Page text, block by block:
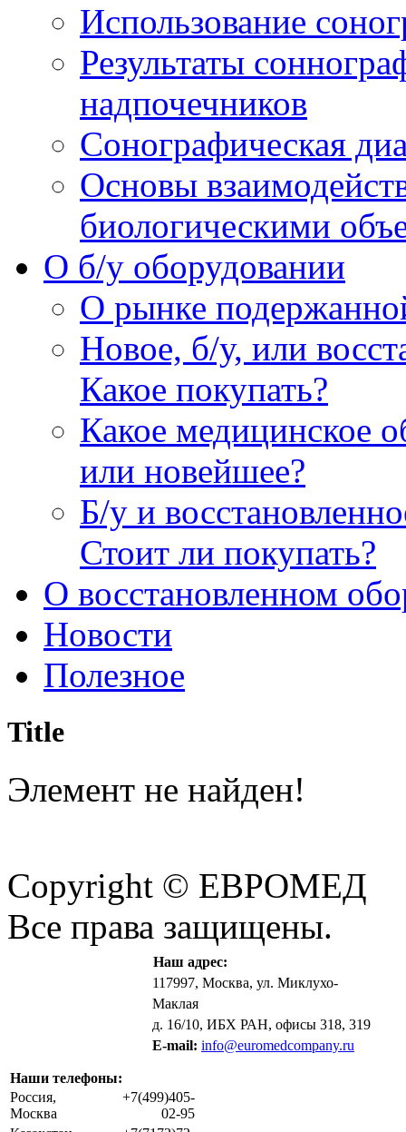
Использование
Результаты
надпочечников
Сонографическая
Основы
биологическими
O б/у оборудовании
О рынке
Новое, б/у, или
Какое покупать?
Какое медицинское
или новейшее?
Б/у и
Стоит ли покупать?
О восстановленном
Новости
Полезное
Title
Элемент не найден!
Copyright © ЕВРОМЕД
Все права защищены.
Наш адрес:
117997, Москва, ул. Миклухо-
Маклая
д. 16/10, ИБХ РАН, офисы 318, 319
E-mail: info@euromedcompany.ru
Наши телефоны:
Россия,
Москва
+7(499)405-
02-95